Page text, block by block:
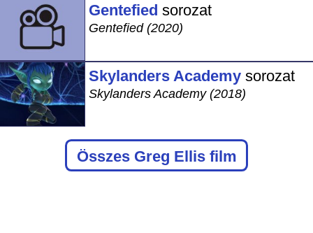
Gentefied sorozat
Gentefied (2020)
Skylanders Academy sorozat
Skylanders Academy (2018)
Összes Greg Ellis film